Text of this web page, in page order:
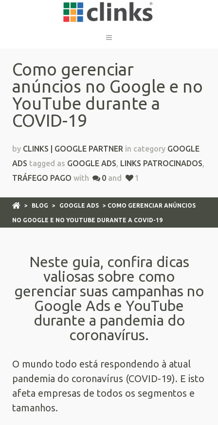
Como gerenciar
anúncios no Google e no
YouTube durante a
COVID-19
by CLINKS | GOOGLE PARTNER in category GOOGLE
ADS tagged as GOOGLE ADS, LINKS PATROCINADOS,
TRÁFEGO PAGO with 0 and 1
> BLOG > GOOGLE ADS > COMO GERENCIAR ANÚNCIOS
NO GOOGLE E NO YOUTUBE DURANTE A COVID-19
Neste guia, confira dicas
valiosas sobre como
gerenciar suas campanhas no
Google Ads e YouTube
durante a pandemia do
coronavírus.
O mundo todo está respondendo à atual
pandemia do coronavírus (COVID-19). E isto
afeta empresas de todos os segmentos e
tamanhos.